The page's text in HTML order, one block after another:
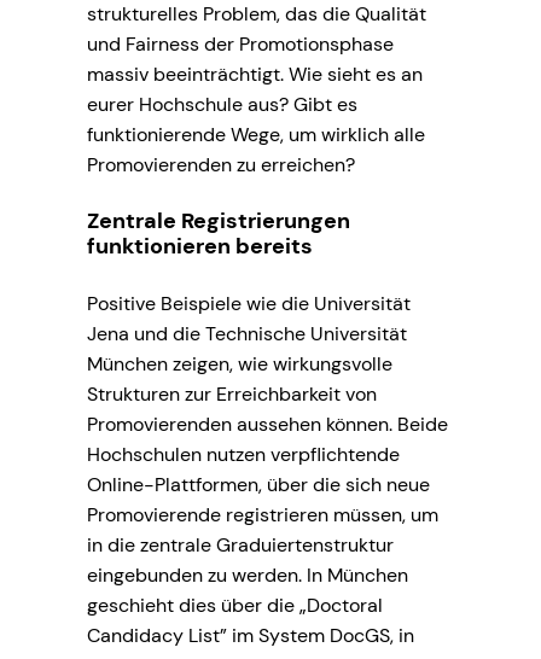
strukturelles Problem, das die Qualität
und Fairness der Promotionsphase
massiv beeinträchtigt. Wie sieht es an
eurer Hochschule aus? Gibt es
funktionierende Wege, um wirklich alle
Promovierenden zu erreichen?
Zentrale Registrierungen
funktionieren bereits
Positive Beispiele wie die Universität
Jena und die Technische Universität
München zeigen, wie wirkungsvolle
Strukturen zur Erreichbarkeit von
Promovierenden aussehen können. Beide
Hochschulen nutzen verpflichtende
Online-Plattformen, über die sich neue
Promovierende registrieren müssen, um
in die zentrale Graduiertenstruktur
eingebunden zu werden. In München
geschieht dies über die „Doctoral
Candidacy List” im System DocGS, in